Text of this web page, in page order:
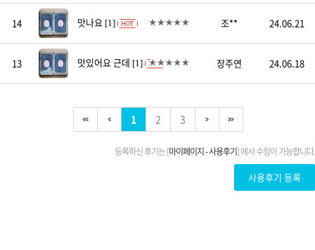
14 맛나요 [1] 조** 24.06.21
13 맛있어요 근데 [1] 장주연 24.06.18
1 2 3
등록하신 후기는 [마이페이지 - 사용후기] 에서 수정이 가능합니다.
사용후기 등록